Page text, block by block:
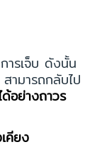
ารเจ็บ ดังนั้น
ามารถกลับไป
อย่างถาวร
คียง